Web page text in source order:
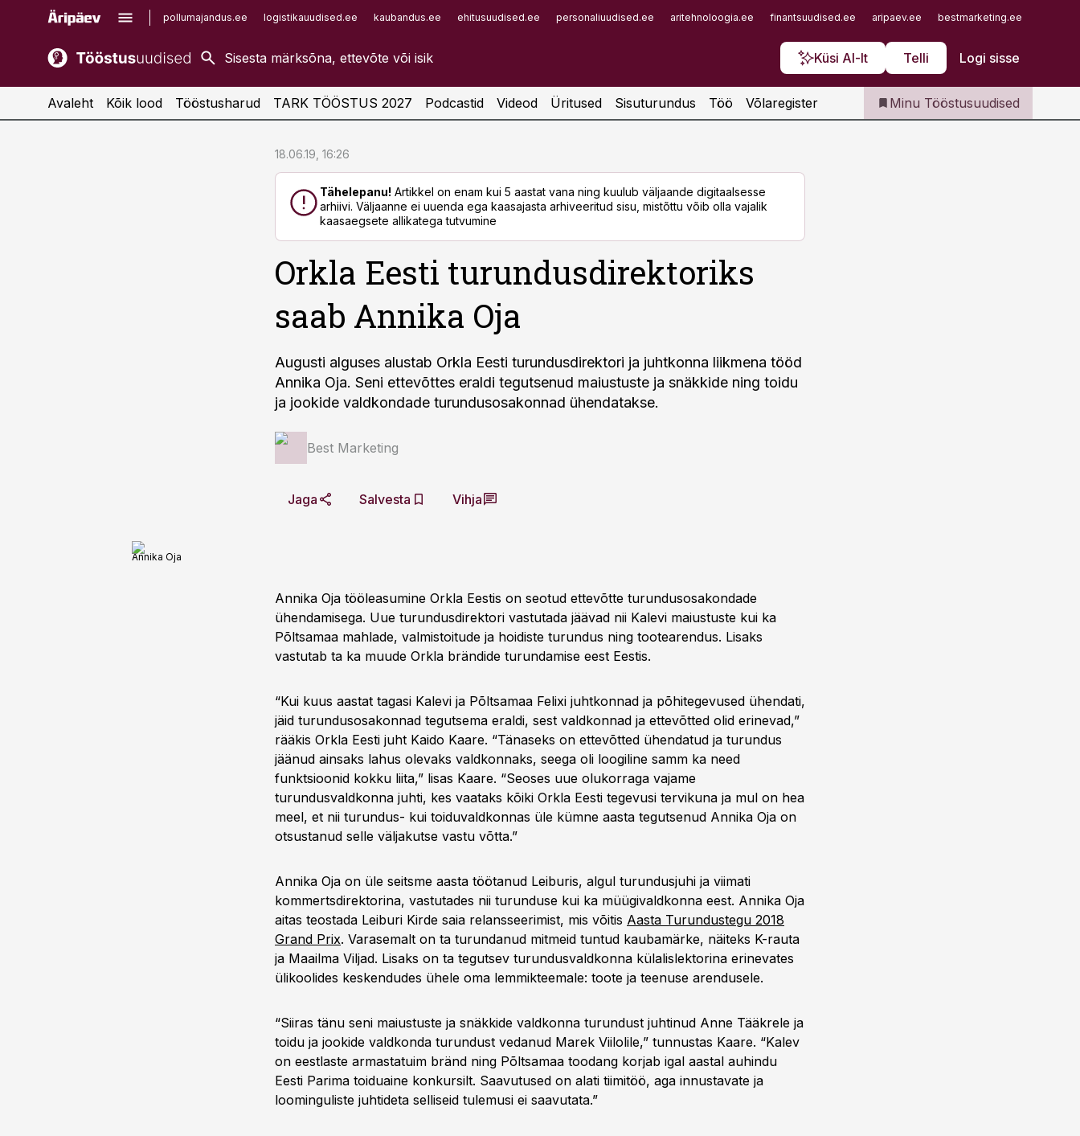
pollumajandus.ee logistikauudised.ee kaubandus.ee ehitusuudised.ee personaliuudised.ee aritehnoloogia.ee finantsuudised.ee aripaev.ee bestmarketing.ee
Küsi AI-lt Telli Logi sisse
kaubandus.ee
kinnisvarauudised.ee
imelineajalugu.ee
Infopank
Iseteenindus
Telli Tööstusuudised
Avaleht Kõik lood Tööstusharud TARK TÖÖSTUS 2027 Podcastid Videod Üritused Sisuturundus Töö Võlaregister Minu Tööstusuudised
18.06.19, 16:26
Tähelepanu! Artikkel on enam kui 5 aastat vana ning kuulub väljaande digitaalsesse
arhiivi. Väljaanne ei uuenda ega kaasajasta arhiveeritud sisu, mistõttu võib olla vajalik
kaasaegsete allikatega tutvumine
Orkla Eesti turundusdirektoriks
saab Annika Oja
Augusti alguses alustab Orkla Eesti turundusdirektori ja juhtkonna liikmena tööd
Annika Oja. Seni ettevõttes eraldi tegutsenud maiustuste ja snäkkide ning toidu
ja jookide valdkondade turundusosakonnad ühendatakse.
Best Marketing
Jaga Salvesta Vihja
Annika Oja
Annika Oja tööleasumine Orkla Eestis on seotud ettevõtte turundusosakondade
ühendamisega. Uue turundusdirektori vastutada jäävad nii Kalevi maiustuste kui ka
Põltsamaa mahlade, valmistoitude ja hoidiste turundus ning tootearendus. Lisaks
vastutab ta ka muude Orkla brändide turundamise eest Eestis.
“Kui kuus aastat tagasi Kalevi ja Põltsamaa Felixi juhtkonnad ja põhitegevused ühendati,
jäid turundusosakonnad tegutsema eraldi, sest valdkonnad ja ettevõtted olid erinevad,”
rääkis Orkla Eesti juht Kaido Kaare. “Tänaseks on ettevõtted ühendatud ja turundus
jäänud ainsaks lahus olevaks valdkonnaks, seega oli loogiline samm ka need
funktsioonid kokku liita,” lisas Kaare. “Seoses uue olukorraga vajame
turundusvaldkonna juhti, kes vaataks kõiki Orkla Eesti tegevusi tervikuna ja mul on hea
meel, et nii turundus- kui toiduvaldkonnas üle kümne aasta tegutsenud Annika Oja on
otsustanud selle väljakutse vastu võtta.”
Annika Oja on üle seitsme aasta töötanud Leiburis, algul turundusjuhi ja viimati
kommertsdirektorina, vastutades nii turunduse kui ka müügivaldkonna eest. Annika Oja
aitas teostada Leiburi Kirde saia relansseerimist, mis võitis Aasta Turundustegu 2018
Grand Prix. Varasemalt on ta turundanud mitmeid tuntud kaubamärke, näiteks K-rauta
ja Maailma Viljad. Lisaks on ta tegutsev turundusvaldkonna külalislektorina erinevates
ülikoolides keskendudes ühele oma lemmikteemale: toote ja teenuse arendusele.
“Siiras tänu seni maiustuste ja snäkkide valdkonna turundust juhtinud Anne Tääkrele ja
toidu ja jookide valdkonda turundust vedanud Marek Viilolile,” tunnustas Kaare. “Kalev
on eestlaste armastatuim bränd ning Põltsamaa toodang korjab igal aastal auhindu
Eesti Parima toiduaine konkursilt. Saavutused on alati tiimitöö, aga innustavate ja
loominguliste juhtideta selliseid tulemusi ei saavutata.”